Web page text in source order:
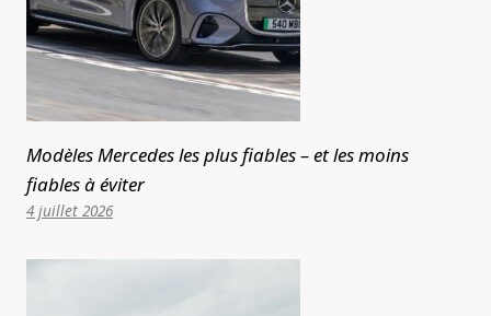
Modèles Mercedes les plus fiables – et les moins
fiables à éviter
4 juillet 2026